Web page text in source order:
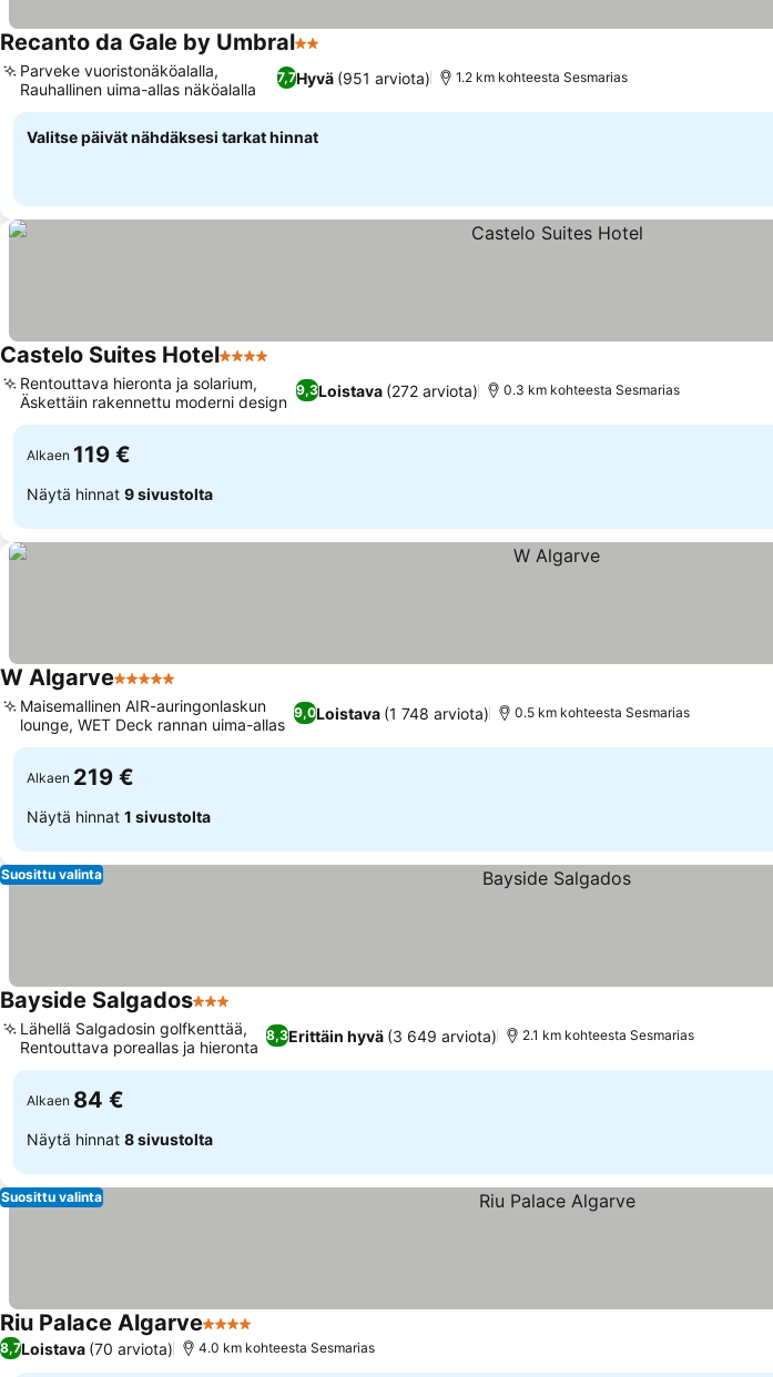
Recanto da Gale by Umbral2 Tähtiluokitus
7,7Hyvä (951 arviota)
Parveke vuoristonäköalalla,
Rauhallinen uima-allas näköalalla
1.2 km kohteesta Sesmarias
Valitse päivät nähdäksesi tarkat hinnat
Castelo Suites Hotel4 Tähtiluokitus
9,3Loistava (272 arviota)
Rentouttava hieronta ja solarium,
Äskettäin rakennettu moderni design
0.3 km kohteesta Sesmarias
Alkaen 119 €
Näytä hinnat 9 sivustolta
W Algarve5 Tähtiluokitus
9,0Loistava (1 748 arviota)
Maisemallinen AIR-auringonlaskun
lounge, WET Deck rannan uima-allas
0.5 km kohteesta Sesmarias
Alkaen 219 €
Näytä hinnat 1 sivustolta
Suosittu valinta
Bayside Salgados3 Tähtiluokitus
8,3Erittäin hyvä (3 649 arviota)
Lähellä Salgadosin golfkenttää,
Rentouttava poreallas ja hieronta
2.1 km kohteesta Sesmarias
Alkaen 84 €
Näytä hinnat 8 sivustolta
Suosittu valinta
Riu Palace Algarve4 Tähtiluokitus
8,7Loistava (70 arviota) 4.0 km kohteesta Sesmarias